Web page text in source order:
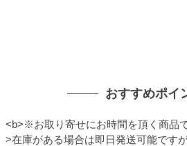
おすすめポイ
<b>※お取り寄せにお時間を頂く商品
>在庫がある場合は即日発送可能です